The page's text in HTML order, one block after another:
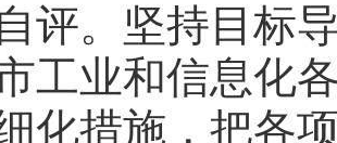
评。坚持目标
工业和信息化
化措施，把各